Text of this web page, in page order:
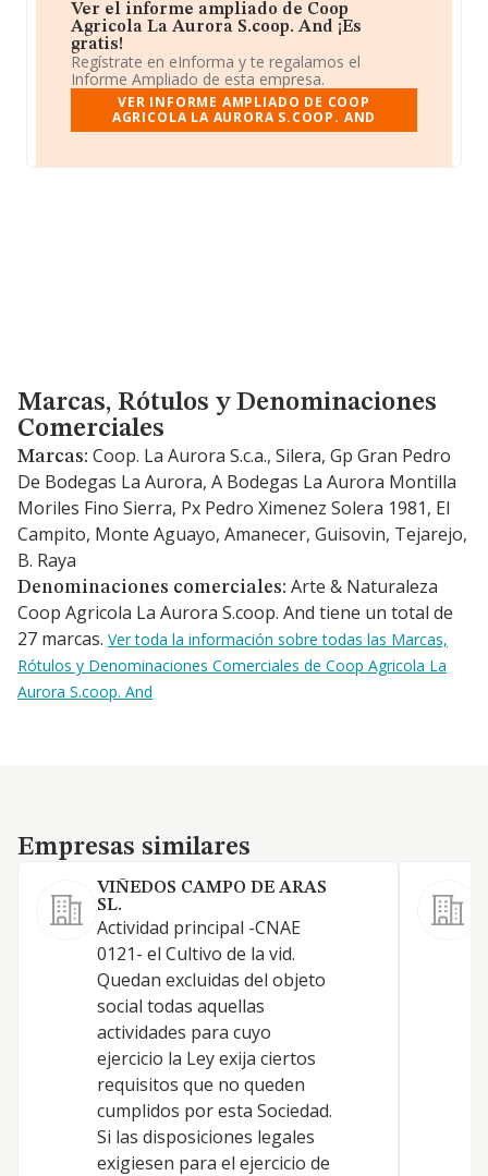
Ver el informe ampliado de Coop
Agricola La Aurora S.coop. And ¡Es
gratis!
Regístrate en eInforma y te regalamos el
Informe Ampliado de esta empresa.
VER INFORME AMPLIADO DE COOP
AGRICOLA LA AURORA S.COOP. AND
Marcas, Rótulos y Denominaciones Comerciales
Marcas, Rótulos y Denominaciones
Comerciales
Marcas: Coop. La Aurora S.c.a., Silera, Gp Gran Pedro
De Bodegas La Aurora, A Bodegas La Aurora Montilla
Moriles Fino Sierra, Px Pedro Ximenez Solera 1981, El
Campito, Monte Aguayo, Amanecer, Guisovin, Tejarejo,
B. Raya
Denominaciones comerciales: Arte & Naturaleza
Coop Agricola La Aurora S.coop. And tiene un total de
27 marcas. Ver toda la información sobre todas las Marcas,
Rótulos y Denominaciones Comerciales de Coop Agricola La
Aurora S.coop. And
Empresas similares
Empresas similares
VIÑEDOS CAMPO DE ARAS
SL.
Actividad principal -CNAE
0121- el Cultivo de la vid.
Quedan excluidas del objeto
social todas aquellas
actividades para cuyo
ejercicio la Ley exija ciertos
requisitos que no queden
cumplidos por esta Sociedad.
Si las disposiciones legales
exigiesen para el ejercicio de